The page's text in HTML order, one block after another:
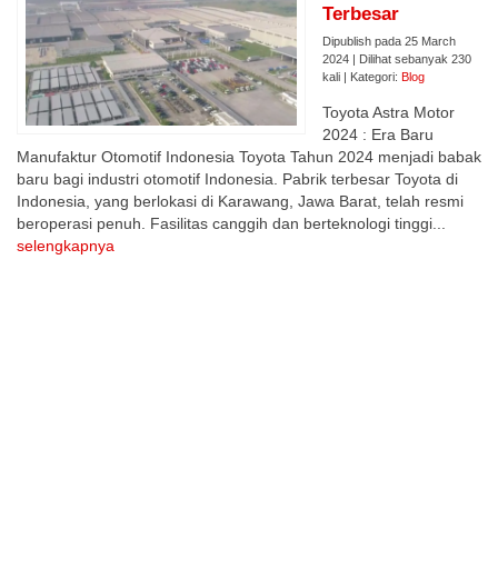
Terbesar
Dipublish pada 25 March
2024 | Dilihat sebanyak 230
kali | Kategori: Blog
Toyota Astra Motor
2024 : Era Baru
Manufaktur Otomotif Indonesia Toyota Tahun 2024 menjadi babak
baru bagi industri otomotif Indonesia. Pabrik terbesar Toyota di
Indonesia, yang berlokasi di Karawang, Jawa Barat, telah resmi
beroperasi penuh. Fasilitas canggih dan berteknologi tinggi...
selengkapnya